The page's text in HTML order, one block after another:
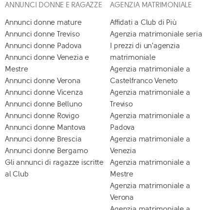
ANNUNCI DONNE E RAGAZZE
Annunci donne mature
Annunci donne Treviso
Annunci donne Padova
Annunci donne Venezia e
Mestre
Annunci donne Verona
Annunci donne Vicenza
Annunci donne Belluno
Annunci donne Rovigo
Annunci donne Mantova
Annunci donne Brescia
Annunci donne Bergamo
Gli annunci di ragazze iscritte
al Club
AGENZIA MATRIMONIALE
Affidati a Club di Più
Agenzia matrimoniale seria
I prezzi di un'agenzia
matrimoniale
Agenzia matrimoniale a
Castelfranco Veneto
Agenzia matrimoniale a
Treviso
Agenzia matrimoniale a
Padova
Agenzia matrimoniale a
Venezia
Agenzia matrimoniale a
Mestre
Agenzia matrimoniale a
Verona